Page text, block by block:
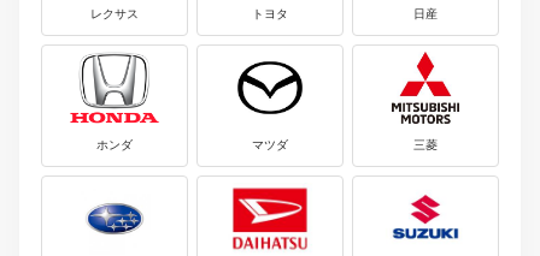
レクサス トヨタ 日産
ホンダ マツダ 三菱